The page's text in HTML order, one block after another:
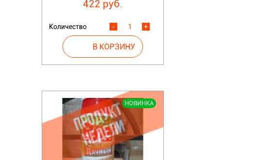
422 руб.
Количество +
-
НОВИНКА